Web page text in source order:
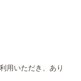
用いただき、あり